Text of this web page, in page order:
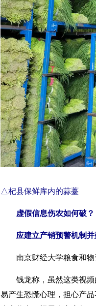
△杞县保鲜库内的蒜薹
虚假信息伤农如何破？
应建立产销预警机制并
南京财经大学粮食和物
钱龙称，虽然这类视频
易产生恐慌心理，担心产